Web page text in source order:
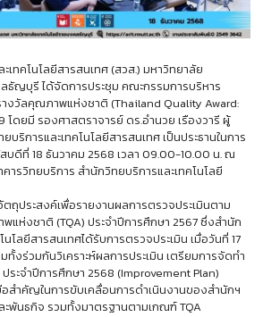
เทคโนโลยีสารสนเทศ (สวส.) มหาวิทยาลัย
ธัญบุรี ได้จัดการประชุม คณะกรรมการบริหาร
งวัลคุณภาพแห่งชาติ (Thailand Quality Award:
โดยมี รองศาสตราจารย์ ดร.อำนวย เรืองวารี ผู้
บริการและเทคโนโลยีสารสนเทศ เป็นประธานในการ
บดีที่ 18 ธันวาคม 2568 เวลา 09.00-10.00 น. ณ
ารวิทยบริการ สำนักวิทยบริการและเทคโนโลยี
ถุประสงค์เพื่อรายงานผลการตรวจประเมินตาม
ห่งชาติ (TQA) ประจำปีการศึกษา 2567 ซึ่งสำนัก
นโลยีสารสนเทศได้รับการตรวจประเมิน เมื่อวันที่ 17
งร่วมกันวิเคราะห์ผลการประเมิน เตรียมการจัดทำ
ะจำปีการศึกษา 2568 (Improvement Plan)
สำคัญในการขับเคลื่อนการดำเนินงานของสำนักฯ
พันธกิจ รวมทั้งมาตรฐานตามเกณฑ์ TQA